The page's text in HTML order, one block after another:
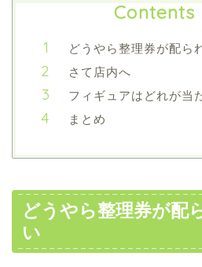
Contents
どうやら整理券が配ら
さて店内へ
フィギュアはどれが当
まとめ
どうやら整理券が配
い